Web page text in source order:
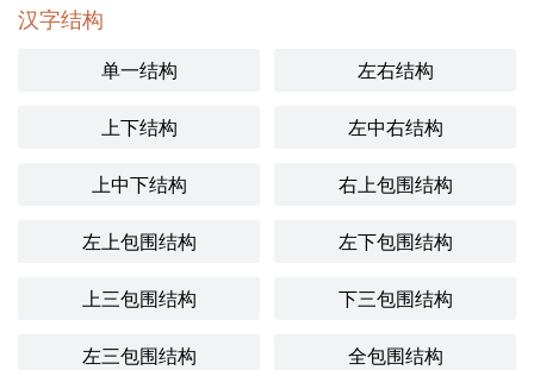
汉字结构
单一结构 左右结构
上下结构 左中右结构
上中下结构 右上包围结构
左上包围结构 左下包围结构
上三包围结构 下三包围结构
左三包围结构 全包围结构